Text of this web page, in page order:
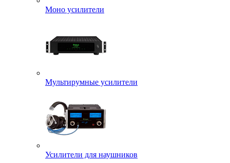
Моно усилители
Мультирумные усилители
Усилители для наушников